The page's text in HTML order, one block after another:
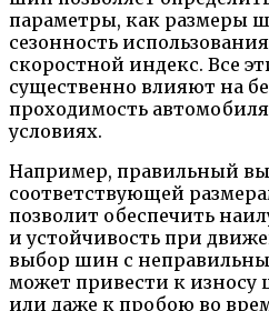
параметры, как размеры
сезонность
скоростной индекс. Все
существенно влияют на
проходимость
условиях.
Например, правильный
соответствующей
позволит обеспечить
и устойчивость при
выбор шин с
может привести к
или даже к пробою во